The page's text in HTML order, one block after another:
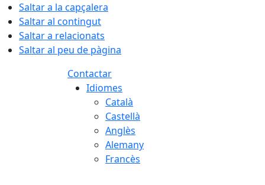
Saltar a la capçalera
Saltar al contingut
Saltar a relacionats
Saltar al peu de pàgina
Contactar
Idiomes
Català
Castellà
Anglès
Alemany
Francès